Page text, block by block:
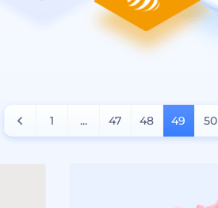
1 ... 47 48 49 50